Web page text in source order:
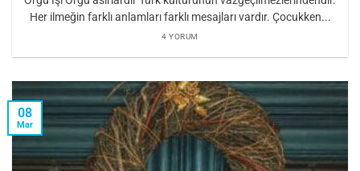
Her ilmeğin farklı anlamları farklı mesajları vardır. Çocukken...
4 YORUM
08
Mar